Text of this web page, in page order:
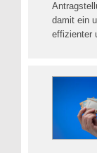
damit ein
effizienter